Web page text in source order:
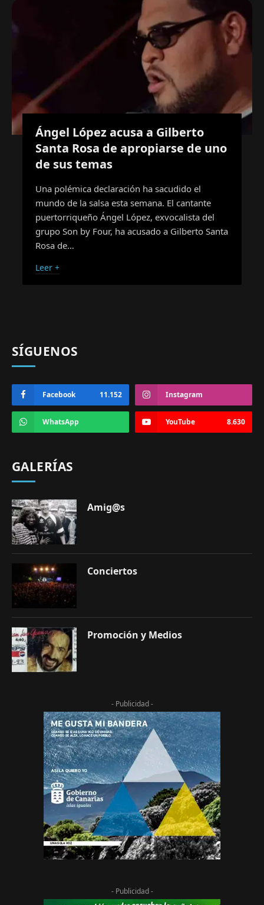
Ángel López acusa a Gilberto
Santa Rosa de apropiarse de uno
de sus temas
Una polémica declaración ha sacudido el
mundo de la salsa esta semana. El cantante
puertorriqueño Ángel López, exvocalista del
grupo Son by Four, ha acusado a Gilberto Santa
Rosa de…
Leer +
SÍGUENOS
Facebook 11.152 Instagram
WhatsApp YouTube 8.630
GALERÍAS
Amig@s
Conciertos
Promoción y Medios
- Publicidad -
- Publicidad -